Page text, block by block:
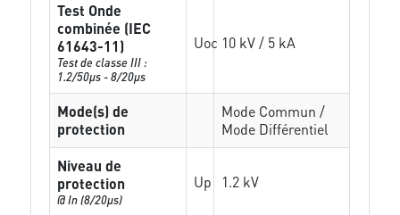
Test Onde
combinée (IEC
61643-11)
Test de classe III :
1.2/50µs - 8/20µs
Uoc 10 kV / 5 kA
Mode(s) de
protection
Mode Commun /
Mode Différentiel
Niveau de
protection
@ In (8/20µs)
Up 1.2 kV